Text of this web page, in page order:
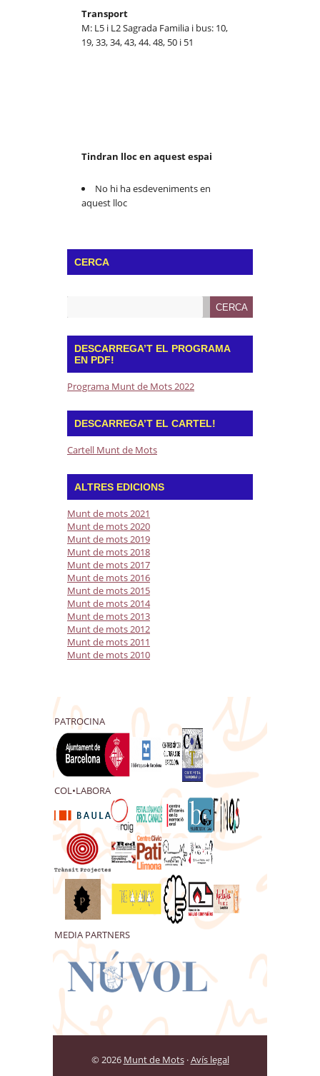
Transport
M: L5 i L2 Sagrada Familia i bus: 10,
19, 33, 34, 43, 44. 48, 50 i 51
Tindran lloc en aquest espai
No hi ha esdeveniments en
aquest lloc
CERCA
DESCARREGA’T EL PROGRAMA
EN PDF!
Programa Munt de Mots 2022
DESCARREGA’T EL CARTEL!
Cartell Munt de Mots
ALTRES EDICIONS
Munt de mots 2021
Munt de mots 2020
Munt de mots 2019
Munt de mots 2018
Munt de mots 2017
Munt de mots 2016
Munt de mots 2015
Munt de mots 2014
Munt de mots 2013
Munt de mots 2012
Munt de mots 2011
Munt de mots 2010
PATROCINA
COL•LABORA
MEDIA PARTNERS
© 2026 Munt de Mots·Avís legal